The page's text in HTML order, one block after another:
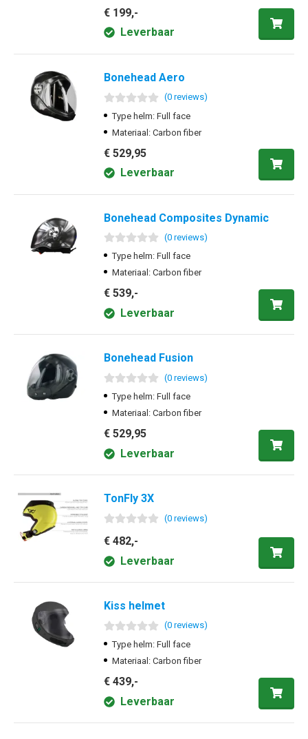
€ 199,-
Leverbaar
Bonehead Aero
(0reviews)
Type helm: Full face
Materiaal: Carbon fiber
€ 529,95
Leverbaar
Bonehead Composites Dynamic
(0reviews)
Type helm: Full face
Materiaal: Carbon fiber
€ 539,-
Leverbaar
Bonehead Fusion
(0reviews)
Type helm: Full face
Materiaal: Carbon fiber
€ 529,95
Leverbaar
TonFly 3X
(0reviews)
€ 482,-
Leverbaar
Kiss helmet
(0reviews)
Type helm: Full face
Materiaal: Carbon fiber
€ 439,-
Leverbaar